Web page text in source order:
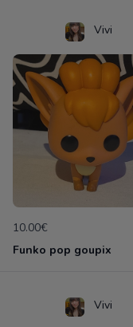
Vivi
10.00€
Funko pop goupix
Vivi